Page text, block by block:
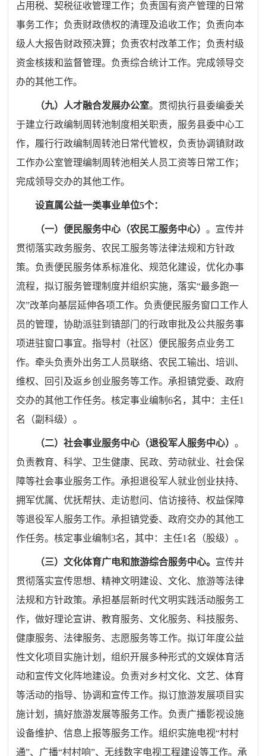
占用税、契税征收管理工作；负责国有资产管理的日常
事务工作；负责财政债权的清理及追收工作；负责向本
级人大报告财政预决算；负责农村改革工作；负责村级
资金核拨和监督管理。负责综合统计工作。完成领导交
办的其他工作。
（九）人才融合发展办公室。 贯彻执行县委编委关
于建立行政编制周转池制度相关职责，服务县委中心工
作，履行行政编制 周转池日常代管权，负责协调镇财政
工作办公室管理编制周转池相关人员工资等日常工作；
完成领导交办的其他工作。
设直属公益一类事业单位5个：
（一）便民服务中心（农民工服务中心）。 宣传并
贯彻落实政务服务、农民工服务等法律法规和方针政
策。负责便民服务体系标准化、规范化建设，优化办事
流程，拟订服务管理制度并组织实施，落实“最多跑一
次”改革向基层延伸各项工作。负责便民服务窗口工作人
员的管理，协助派驻到镇部门的行政审批及公共服务事
项进驻窗口事宜。指导村（社区）便民服务点业务工
作。牵头负责外出务工人员联络、农民工输出、培训、
维权、回引及返乡创业服务等工作。承担镇党委、政府
交办的其他工作任务。核定事业编制6名，其中：主任1
名（副科级）。
（二）社会事业服务中心（退役军人服务中心）。
负责教育、科学、卫生健康、民政、劳动就业、社会保
障等社会事业服务工作。承担退役军人就业创业扶持、
拥军优属、优抚帮扶、走访慰问、信访接待、权益保障
等退役军人服务工作。承担镇党委、政府交办的其他工
作任务。核定事业编制3名，其中：主任1名（股级）。
（三）文化体育广电和旅游综合服务中心。 宣传并
贯彻落实宣传思想、精神文明建设、文化、旅游等法律
法规和方针政策。承担基层新时代文明实践活动服务工
作，做好理论宣讲、教育服务、文化服务、科技服务、
健康服务、法律服务、志愿服务等工作。拟订年度公益
性文化项目实施计划，组织开展多种形式的文娱体育活
动和宣传文化阵地建设。负责对乡村文化、文艺、体育
等活动的指导、协调和宣传工作。拟订旅游发展项目实
施计划，搞好旅游发展等服务工作。负责广播影视设施
设备维护、信息上报等服务工作。组织实施电视“村村
通”、广播“村村响”、无线数字电视工程建设等工作。承